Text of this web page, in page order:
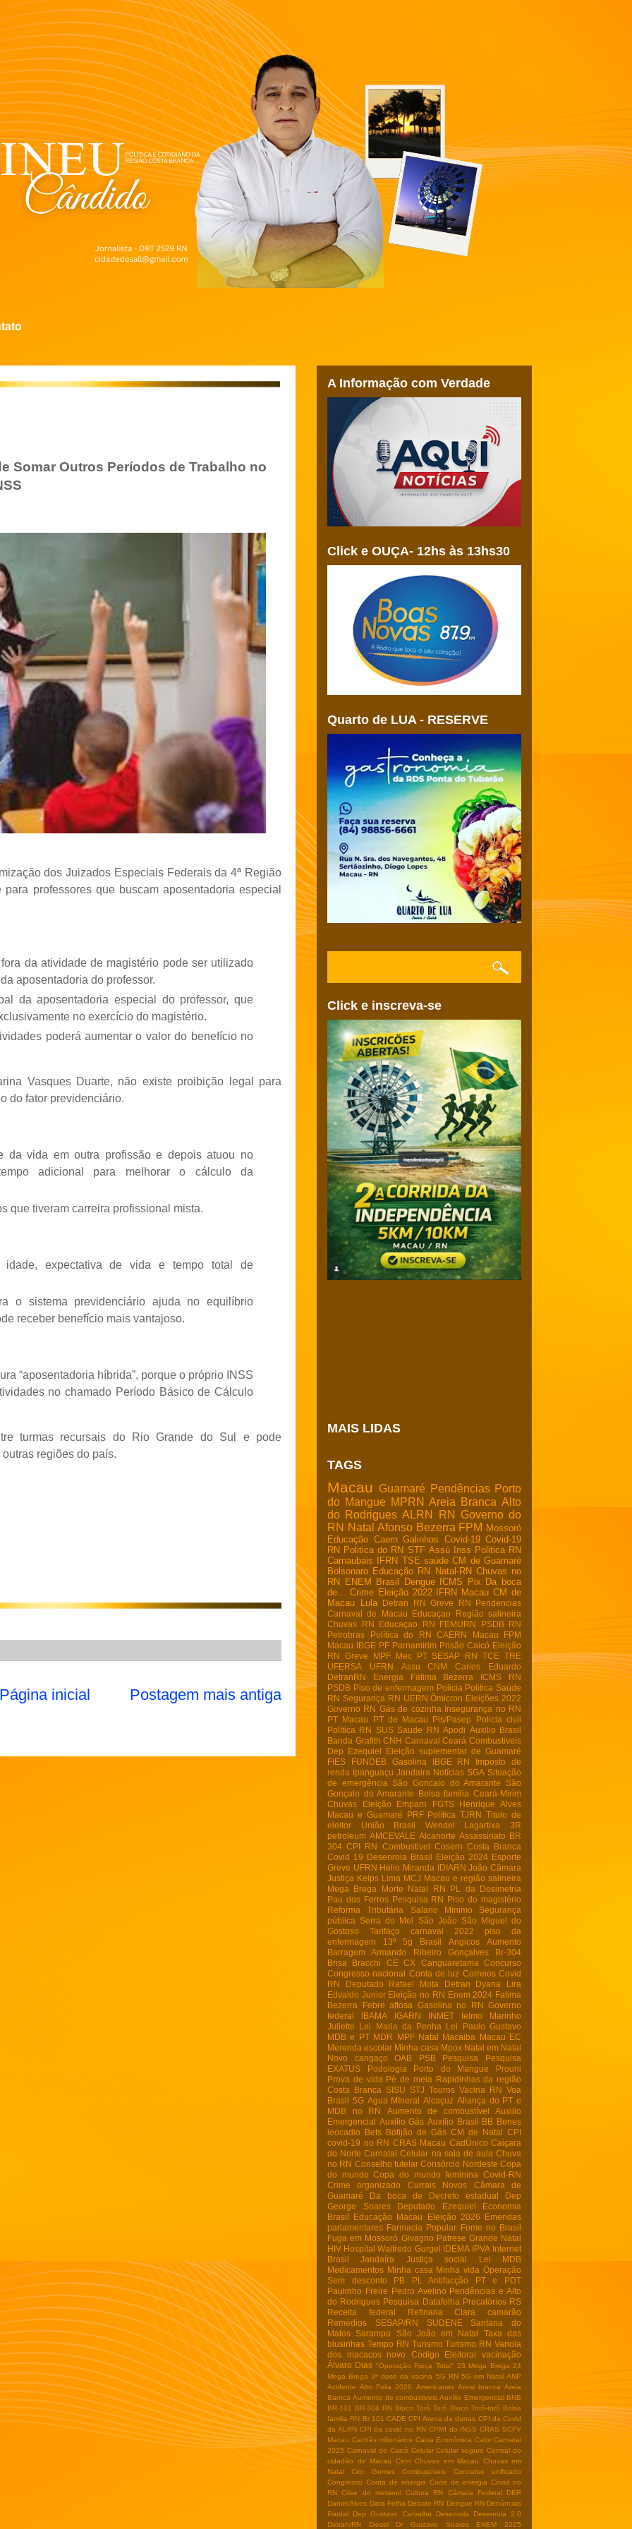
Somar Outros Períodos de Trabalho no
dos Juizados Especiais Federais da 4ª Região
professores que buscam aposentadoria especial
da atividade de magistério pode ser utilizado
aposentadoria do professor.
da aposentadoria especial do professor, que
no exercício do magistério.
poderá aumentar o valor do benefício no
Vasques Duarte, não existe proibição legal para
do fator previdenciário.
da vida em outra profissão e depois atuou no
adicional para melhorar o cálculo da
que tiveram carreira profissional mista.
idade, expectativa de vida e tempo total de
o sistema previdenciário ajuda no equilíbrio
receber benefício mais vantajoso.
“aposentadoria híbrida”, porque o próprio INSS
no chamado Período Básico de Cálculo
turmas recursais do Rio Grande do Sul e pode
regiões do país.
Postagem mais antiga
Página inicial
A Informação com Verdade
Click e OUÇA- 12hs às 13hs30
Quarto de LUA - RESERVE
Click e inscreva-se
MAIS LIDAS
TAGS
Macau Guamaré Pendências Porto
do Mangue MPRN Areia Branca Alto
do Rodrigues ALRN RN
Governo do
RN Natal Afonso Bezerra FPM Mossoró
Educação Caern Galinhos Covid-19 Covid-19
RN Politica do RN STF Assú Inss Politica RN
Carnaubais
IFRN TSE saúde CM de Guamaré
Bolsonaro Educação RN Natal-RN Chuvas no
RN
ENEM Brasil Dengue ICMS Pix Da boca
de... Crime Eleição 2022 IFRN Macau CM de
Macau
Lula Detran RN Greve RN
Pendencias
Carnaval de Macau
Educaçao
Região salineira
Chuvas RN
Educaçao RN FEMURN
PSDB RN
Petrobras
Política do RN CAERN Macau
FPM
Macau IBGE PF Parnamirim Prisão Caicó Eleição
RN
Greve MPF Mec PT SESAP RN TCE TRE
UFERSA
UFRN Assu CNM
Carlos Eduardo
DetranRN
Energia Fátima Bezerra
ICMS RN
PSDB Piso de enfermagem Policia Politica Saúde
RN Segurança RN UERN Ômicron Eleições 2022
Governo RN Gás de cozinha Insegurança no RN
PT Macau
PT de Macau Pis/Pasep
Policia civil
Política RN
SUS Saude RN Apodi Auxilio Brasil
Banda Grafith CNH Carnaval Ceará Combustiveis
Dep Ezequiel
Eleição suplementar de Guamaré
FIES
FUNDEB Gasolina IBGE RN
Imposto de
renda Ipanguaçu Jandaira Notícias SGA Situação
de emergência
São Goncalo do Amarante
São
Gonçalo do Amarante
Bolsa família Ceará-Mirim
Chuvas
Eleição Emparn FGTS
Henrique Alves
Macau e Guamaré
PRF Política TJRN Titulo de
eleitor
União Brasil Wendel Lagartixa
3R
petroleum AMCEVALE Alcanorte Assassinato BR
304 CPI RN Combustivel Cosern Costa Branca
Covid 19 Desenrola Brasil Eleição 2024 Esporte
Greve UFRN Helio Miranda IDIARN João Câmara
Justiça Kelps Lima MCJ Macau e região salineira
Mega Brega
Morte Natal RN
PL da Dosimetria
Pau dos Ferros Pesquisa RN Piso do magistério
Reforma Tributária
Salario Minimo
Segurança
pública
Serra do Mel São João
São Miguel do
Gostoso
Tarifaço carnaval 2022
piso da
enfermagem
13º 5g Brasil Angicos
Aumento
Barragem Armando Ribeiro Gonçalves
Br-304
Brisa Bracchi
CE CX Canguaretama
Concurso
Congresso nacional Conta de luz Correios Covid
RN
Deputado Rafael Mota Detran
Dyana Lira
Edvaldo Junior Eleição no RN Enem 2024 Fatima
Bezerra
Febre aftosa Gasolina no RN Governo
federal
IBAMA IGARN INMET
Ielmo Marinho
Juliette
Lei Maria da Penha
Lei Paulo Gustavo
MDB e PT MDR MPF Natal Macaiba
Macau EC
Merenda escolar Minha casa Mpox Natal em Natal
Novo cangaço
OAB PSB Pesquisa
Pesquisa
EXATUS
Podologia Porto do Mangue
Prouni
Prova de vida Pé de meia Rapidinhas da região
Costa Branca
SISU STJ Touros Vacina RN Voa
Brasil 5G Agua MIneral Alcaçuz Aliança do PT e
MDB no RN
Aumento de combustível
Auxilio
Emergencial Auxilio Gás Auxílio Brasil BB Benes
leocadio
Bets Botijão de Gás CM de Natal CPI
covid-19 no RN CRAS Macau CadÚnico Caiçara
do Norte Carnatal Celular na sala de aula Chuva
no RN Conselho tutelar Consórcio Nordeste Copa
do mundo Copa do mundo feminina
Covid-RN
Crime organizado
Currais Novos
Câmara de
Guamaré
Da boca de Decreto estadual
Dep
George Soares
Deputado Ezequiel
Economia
Brasil
Educação Macau Eleição 2026
Emendas
parlamentares Farmacia Popular Fome no Brasil
Fuga em Mossoró Givagno Patrese Grande Natal
HIV Hospital Walfredo Gurgel IDEMA IPVA Internet
Brasil
Jandaíra Justiça social Lei
MDB
Medicamentos Minha casa Minha vida Operação
Sem desconto
PB PL Antifacção
PT e PDT
Paulinho Freire Pedro Avelino Pendências e Alto
do Rodrigues Pesquisa Datafolha Precatórios RS
Receita federal
Refinaria Clara camarão
Remédios
SESAP/RN SUDENE
Santana do
Matos
Sarampo São João em Natal
Taxa das
blusinhas Tempo RN Turismo Turismo RN Variola
dos macacos
novo Código Eleitoral
vacinação
Álvaro Dias "Operação Força Total" 23 Mega Brega 24
Mega Brega 3ª dose da vacina 5G RN 5G em Natal ANP
Acidente Alto Folia 2026 Americanas Areai branca Areia
Barnca Aumento de combustiveis Auxílio Emergencial BNB
BR-101
BR-304 RN Bloco Torô Torô Bloco Torô-torô Bolsa
familia RN Br 101 CADE CPI Arena da dunas CPI da Covid
da ALRN CPI da covid no RN CPMI do INSS CRAS SCFV
Macau Cachês milionários Caixa Econômica Calor Carnatal
2025 Carnaval de Caicó Celular Celular seguro Central do
cidadão de Macau
Cern Chuvas em Macau
Chuvas em
Natal
Ciro Gomes Combustíveis
Concurso unificado
Congresso Conta de energia Corte de energia Covid no
RN Crise do metanol Cultura RN Câmara Federal
DER
Daniel Alves Data Folha Debate RN Dengue RN Denúncias
Pardal
Dep Gustavo Carvalho Desenrola
Desenrola 2.0
Detran/RN
Diesel Dr Gustavo Soares ENEM 2025